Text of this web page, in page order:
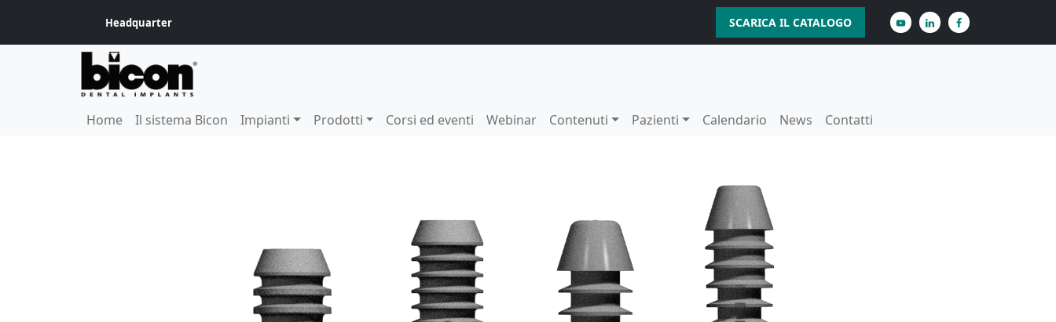
Headquarter SCARICA IL CATALOGO
Home Il sistema Bicon Impianti Prodotti Corsi ed eventi Webinar Contenuti Pazienti Calendario News Contatti